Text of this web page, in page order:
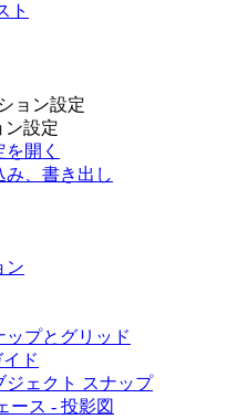
ト
ョン設定
ン設定
開く
み、書き出し
ン
ップとグリッド
ド
ジェクト スナップ
ース - 投影図